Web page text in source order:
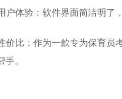
户体验：软件界面简洁明了
价比：作为一款专为保育员
手。